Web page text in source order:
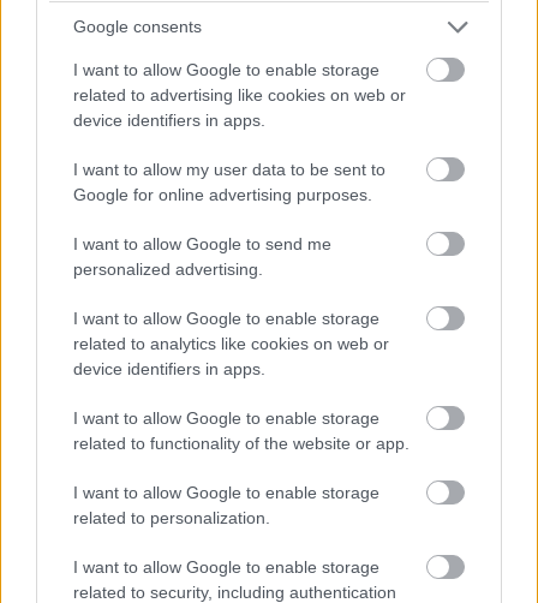
Google consents
I want to allow Google to enable storage
related to advertising like cookies on web or
device identifiers in apps.
I want to allow my user data to be sent to
Google for online advertising purposes.
I want to allow Google to send me
personalized advertising.
I want to allow Google to enable storage
related to analytics like cookies on web or
device identifiers in apps.
I want to allow Google to enable storage
related to functionality of the website or app.
I want to allow Google to enable storage
related to personalization.
I want to allow Google to enable storage
related to security, including authentication
Osakeyhtiön toimialan muutoksen hinta osana
yhtiöjärjestyksen muutosta maksaa 300 euroa.
Osakeyhtiön muutosilmoituksen löydät
Kuten toiminimiyrittäjilläkin, myös
osakeyhtiöiden tapauksissa toimialan muutos
hyväksyttävyys tutkitaan uudelleen.
Kun osakeyhtiösi toimiala muuttuu, Patentti- ja
rekisterihallitus tutkii, ettei nimesi ole
sekoitettavissa jonkun toisen, samalla tai
nimeen.
käsittelymaksuhinnastosta
Toimialaluokitus – valitse näistä